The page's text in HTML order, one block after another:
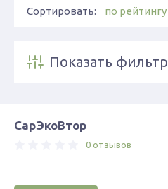
Сортировать: по рейтингу
Показать фильтр
СарЭкоВтор
0 отзывов